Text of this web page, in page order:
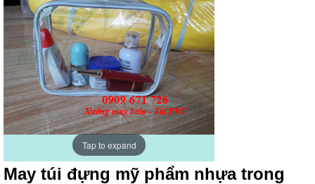
Tap to expand
May túi đựng mỹ phẩm nhựa trong